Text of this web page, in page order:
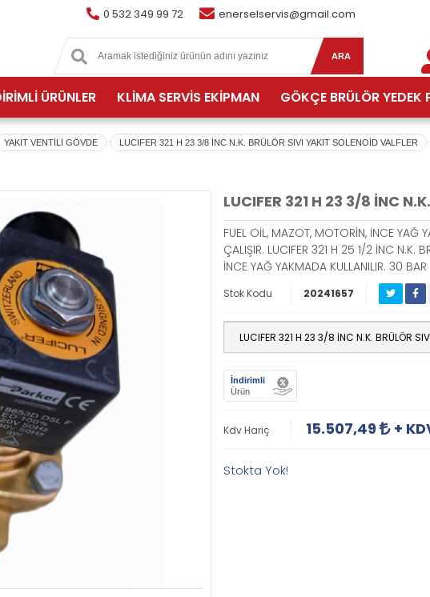
0 532 349 99 72 enerselservis@gmail.com
ARA
ÜRÜNLER KLİMA SERVİS EKİPMAN GÖKÇE BRÜLÖR YEDEK
YAKIT VENTİLİ GÖVDE LUCIFER 321 H 23 3/8 İNC N.K. BRÜLÖR SIVI YAKIT SOLENOİD VALFLER
LUCIFER 321 H 23 3/8 İNC
FUEL OİL, MAZOT, MOTORİN, İNCE YAĞ
ÇALIŞIR. LUCIFER 321 H 25 1/2 İNC N.K.
İNCE YAĞ YAKMADA KULLANILIR. 30 BAR
Stok Kodu 20241657
İndirimli
Ürün
Kdv Hariç 15.507,49 +
Stokta Yok!